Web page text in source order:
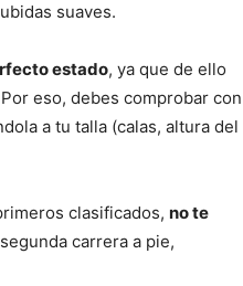
suaves.
estado, ya que de ello
eso, debes comprobar con
a tu talla (calas, altura del
clasificados, no te
carrera a pie,